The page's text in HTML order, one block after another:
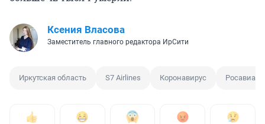
Ксения Власова
Заместитель главного редактора ИрСити
Иркутская область S7 Airlines Коронавирус